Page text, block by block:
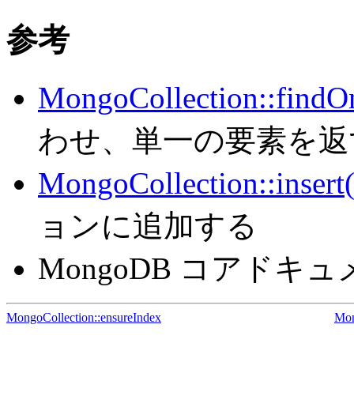
参考
わせ、単一の要素を
ョンに追加する
MongoDB コアドキ
MongoCollection::ensureIndex